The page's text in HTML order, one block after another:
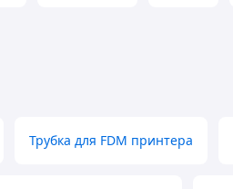
Трубка для FDM принтера